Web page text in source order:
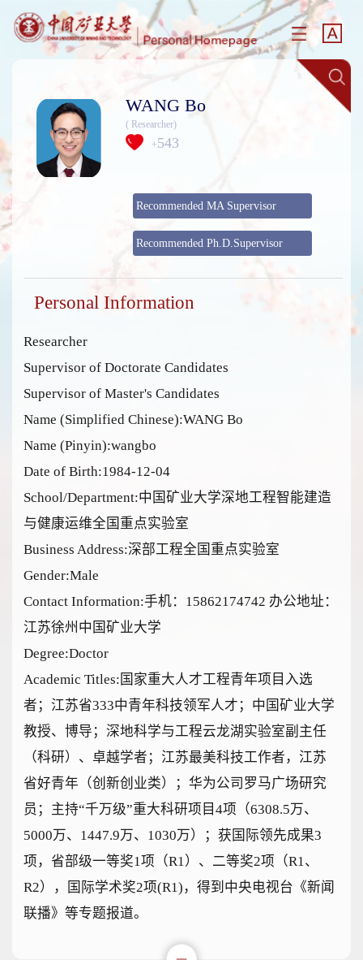
WANG Bo
( Researcher)
+543
Recommended MA Supervisor
Recommended Ph.D.Supervisor
Personal Information
Researcher
Supervisor of Doctorate Candidates
Supervisor of Master's Candidates
Name (Simplified Chinese):WANG Bo
Name (Pinyin):wangbo
Date of Birth:1984-12-04
School/Department:中国矿业大学深地工程智能建造
与健康运维全国重点实验室
Business Address:深部工程全国重点实验室
Gender:Male
Contact Information:手机：15862174742 办公地址：
江苏徐州中国矿业大学
Degree:Doctor
Academic Titles:国家重大人才工程青年项目入选
者；江苏省333中青年科技领军人才；中国矿业大学
教授、博导；深地科学与工程云龙湖实验室副主任
（科研）、卓越学者；江苏最美科技工作者，江苏
省好青年（创新创业类）；华为公司罗马广场研究
员；主持“千万级”重大科研项目4项（6308.5万、
5000万、1447.9万、1030万）；获国际领先成果3
项，省部级一等奖1项（R1）、二等奖2项（R1、
R2），国际学术奖2项(R1)，得到中央电视台《新闻
联播》等专题报道。